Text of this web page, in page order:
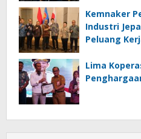
Kemnaker
Industri
Peluang
Lima